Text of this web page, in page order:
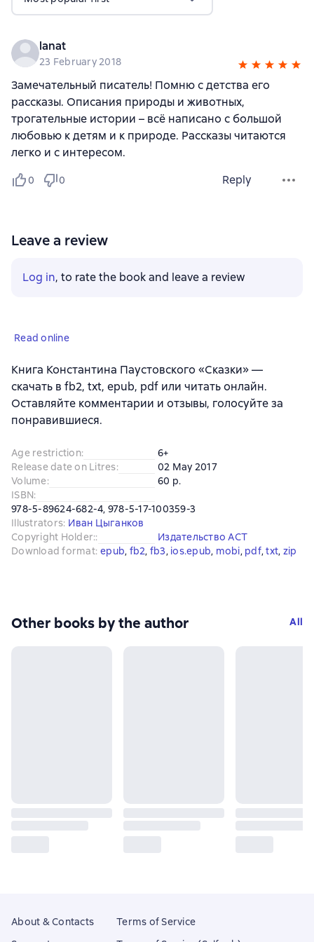
lanat
23 February 2018
Замечательный писатель! Помню с детства его
рассказы. Описания природы и животных,
трогательные истории – всё написано с большой
любовью к детям и к природе. Рассказы читаются
легко и с интересом.
0 0 Reply
Leave a review
Log in, to rate the book and leave a review
Read online
Книга Константина Паустовского «Сказки» —
скачать в fb2, txt, epub, pdf или читать онлайн.
Оставляйте комментарии и отзывы, голосуйте за
понравившиеся.
Age restriction:
6+
Release date on Litres:
02 May 2017
Volume:
60 p.
ISBN:
978-5-89624-682-4, 978-5-17-100359-3
Illustrators: Иван Цыганков
Copyright Holder::
Издательство АСТ
Download format: epub, fb2, fb3, ios.epub, mobi, pdf, txt, zip
Other books by the author All
About & Contacts
Terms of Service